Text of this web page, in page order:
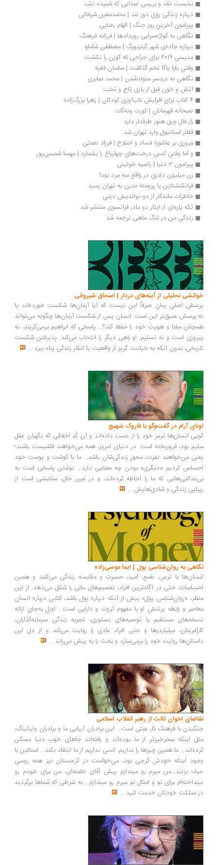
نشست نقد و بررسی صدایی که شنیده نشد
درباره زندگی روی دور تند | محمد‌معین شرفائی
پیرامون آخرین روز جنگ | الهام رضایی
نگاهی به گواژه‌سرایی رویدادها | فرزانه فرهنگ
درباره جاده‌ی شهر گینزبورگ | مصطفی شاملو
مدیسی 2019 برای جراحی که گوزن را نکشت
وقتی بابا یاگا تخم گذاشت | ساسان فقیه
نگاهی به دردسر متولد‌شدن | محمد صابری
آتش و خون قبل از بازی تاج و تخت
صبحانه قهرمانان | کورت ونه‌گات
راز فال ورق هنوز طرفدار دارد
قطار استانبول وارد تهران شد
مروری بر عاشورا؛ فساد و اصلاح | فرزاد نعمتی
و اما وقتی کسی درخت‌های چهارباغ را بشمارد | مهسا شمسی‌پور
پیرامون ۳ دنیا | راضیه خوئینی
زن میلیون دلاری در واقع سه مرد بود!
فرانکنشتاین یا پرومته مدرن به تهران رسید
خاطرات ماندگار از دو نواندیش دینی
تکه پاره‌ای از ایثار دو مادر فرانسوی منتشر شد
زندگی من در تنگ ماهی ترجمه شد
تحلیلی از آینه‌های دردار | اسحاق شیروانی
اصلی رمان صرفاً این نیست که آیا آرمان‌ها شکست خورده‌اند یا
عمیق‌تر این است: انسان پس از شکست آرمان‌ها چگونه می‌تواند
معنا و هویت خود را حفظ کند؟... پاسخی که ابراهیم برمی‌گزیند، نه
است و نه تسلیم. او راهی دیگر را انتخاب می‌کند: پذیرفتن شکست
بدون آنکه به خیانت، گریز از واقعیت یا انکار زندگی پناه ببرد...
آرام در گفت‌وگو با فاروک شهیچ‭
انسان‌ها ترمزِ خود را از دست داده‌اند و آن کُدِ اخلاقی که نگهبان عقل
بود، فروریخته است. در دنیای امروز، همه می‌خواهند فاشیست باشند؛
می‌خواهند نفرت، محورِ زندگی‌شان باشد... ما با گوشت و پوست خود
کردیم «دیگری» بودن چه معنایی دارد... نوشتن پاسخی است به
که ما را احاطه کرده‌اند، و در عین حال، ستایشی است از
زندگی و شادی‌هایش...
به روان‌شناسی پول | ایما موسی‌زاده
با ترس، طمع، امید، حسرت و مقایسه زندگی می‌کنند و همین
حتی در آگاه‌ترین افراد، تصمیم‌های مالی را شکل می‌دهد. از این
«روان‌شناسی پول» بیش از آنکه درباره پول باشد، کتابی درباره انسان
و رابطه پرتنش او با مفهوم ثروت و دارایی است... اوزل به‌جای ارائه
مستقیم یا توصیه‌های دستوری، تجربه زندگی سرمایه‌گذاران،
میلیاردرها و حتی افراد عادی را روایت می‌کند و از دل این
روایت خود را برمی‌سازد و بحث را به پیش می‌راند...
اخوان ثالث از رهبر انقلاب اسلامی
با فرهنگ کار عبثی است... این برادران آریایی ما و برادران وایکینگ،
اینکه سحرخیزتر از ما بوده‌اند و رفته‌اند جاهای خوب دنیا مسکن
ما همین چیزها را نداریم. کسی نداریم از ما انتقاد بکند... استالین با
اینکه خودش گرجی بود، می‌خواست در گرجستان نیز همه روسی
بزنند...من میرم رو میندازم پیش آقای خامنه‌ای، من برای خودم رو
برای تو و امثال تو میرم رو میندازم... به شرطی که شماها برگردید
مملکت خودتان خدمت کنید...